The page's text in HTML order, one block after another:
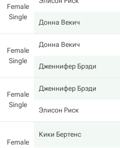
Female
Single
Донна Векич
Female
Single
Донна Векич
Дженнифер Брэди
Female
Single
Дженнифер Брэди
Элисон Риск
Female
Кики Бертенс